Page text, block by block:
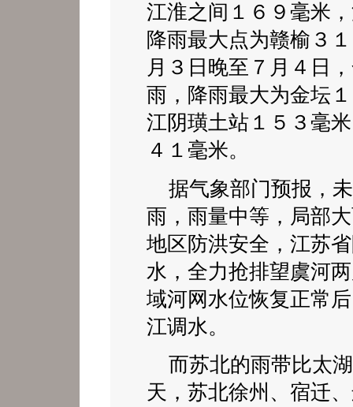
江淮之间１６９毫米
降雨最大点为赣榆３
月３日晚至７月４日
雨，降雨最大为金坛
江阴璜土站１５３毫
４１毫米。
据气象部门预报，
雨，雨量中等，局部
地区防洪安全，江苏
水，全力抢排望虞河
域河网水位恢复正常
江调水。
而苏北的雨带比太
天，苏北徐州、宿迁